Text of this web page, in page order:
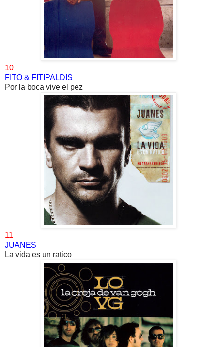
10
FITO & FITIPALDIS
Por la boca vive el pez
11
JUANES
La vida es un ratico